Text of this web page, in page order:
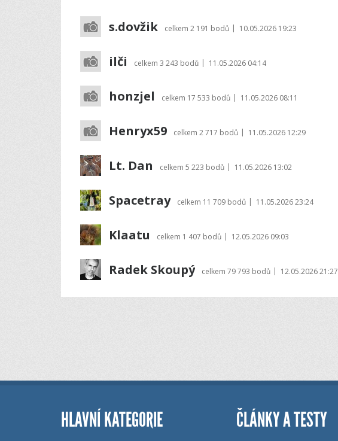
s.dovžik celkem 2 191 bodů | 10.05.2026 19:23
ilči celkem 3 243 bodů | 11.05.2026 04:14
honzjel celkem 17 533 bodů | 11.05.2026 08:11
Henryx59 celkem 2 717 bodů | 11.05.2026 12:29
Lt. Dan celkem 5 223 bodů | 11.05.2026 13:02
Spacetray celkem 11 709 bodů | 11.05.2026 23:24
Klaatu celkem 1 407 bodů | 12.05.2026 09:03
Radek Skoupý celkem 79 793 bodů | 12.05.2026 21:27
HLAVNÍ KATEGORIE ČLÁNKY A TESTY